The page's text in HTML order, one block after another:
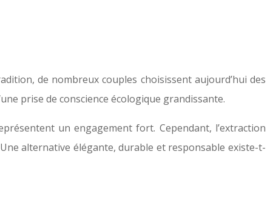
de nombreux couples choisissent aujourd’hui des
prise de conscience écologique grandissante.
un engagement fort. Cependant, l’extraction
alternative élégante, durable et responsable existe-t-